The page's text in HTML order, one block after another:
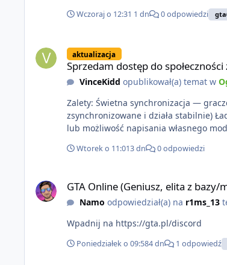
Wczoraj o 12:31 1 dn 0 odpowiedzi
aktualizacja
Sprzedam dostęp do
VinceKidd opublikował(a) temat w
Zalety: Świetna synchronizacja —
zsynchronizowane i działa stabilnie)
Wtorek o 11:013 dn 0 odpowiedzi
GTA Online (Geniusz, elita z bazy/
Namo odpowiedział(a) na r1ms_13
Wpadnij na https://gta.pl/discord
Poniedziałek o 09:584 dn 1 odpowiedź